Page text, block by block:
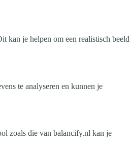
kan je helpen om een realistisch beeld
te analyseren en kunnen je
zoals die van balancify.nl kan je